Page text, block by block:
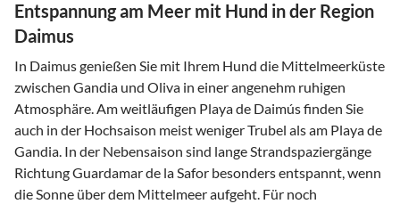
Entspannung am Meer mit Hund in der Region
Daimus
In Daimus genießen Sie mit Ihrem Hund die Mittelmeerküste
zwischen Gandia und Oliva in einer angenehm ruhigen
Atmosphäre. Am weitläufigen Playa de Daimús finden Sie
auch in der Hochsaison meist weniger Trubel als am Playa de
Gandia. In der Nebensaison sind lange Strandspaziergänge
Richtung Guardamar de la Safor besonders entspannt, wenn
die Sonne über dem Mittelmeer aufgeht. Für noch